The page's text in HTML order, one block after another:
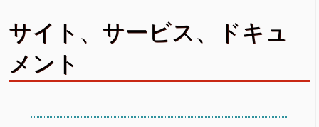
サイト、サービス、ドキュ
メント